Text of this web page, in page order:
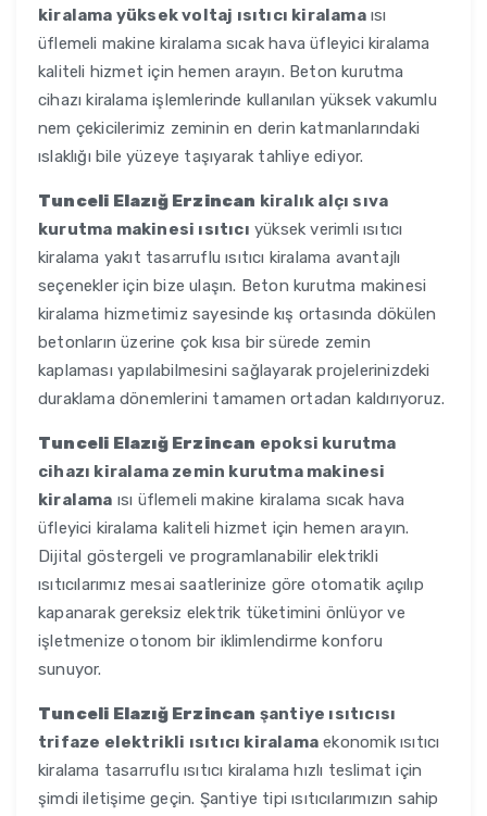
kiralama yüksek voltaj ısıtıcı kiralamaısı
üflemeli makine kiralama sıcak hava üfleyici kiralama
kaliteli hizmet için hemen arayın. Beton kurutma
cihazı kiralama işlemlerinde kullanılan yüksek vakumlu
nem çekicilerimiz zeminin en derin katmanlarındaki
ıslaklığı bile yüzeye taşıyarak tahliye ediyor.
Tunceli Elazığ Erzincan kiralık alçı sıva
kurutma makinesi ısıtıcı yüksek verimli ısıtıcı
kiralama yakıt tasarruflu ısıtıcı kiralama avantajlı
seçenekler için bize ulaşın. Beton kurutma makinesi
kiralama hizmetimiz sayesinde kış ortasında dökülen
betonların üzerine çok kısa bir sürede zemin
kaplaması yapılabilmesini sağlayarak projelerinizdeki
duraklama dönemlerini tamamen ortadan kaldırıyoruz.
Tunceli Elazığ Erzincan epoksi kurutma
cihazı kiralama zemin kurutma makinesi
kiralama ısı üflemeli makine kiralama sıcak hava
üfleyici kiralama kaliteli hizmet için hemen arayın.
Dijital göstergeli ve programlanabilir elektrikli
ısıtıcılarımız mesai saatlerinize göre otomatik açılıp
kapanarak gereksiz elektrik tüketimini önlüyor ve
işletmenize otonom bir iklimlendirme konforu
sunuyor.
Tunceli Elazığ Erzincan şantiye ısıtıcısı
trifaze elektrikli ısıtıcı kiralama ekonomik ısıtıcı
kiralama tasarruflu ısıtıcı kiralama hızlı teslimat için
şimdi iletişime geçin. Şantiye tipi ısıtıcılarımızın sahip